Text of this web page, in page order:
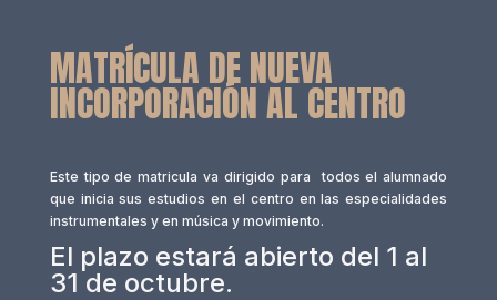
MATRÍCULA DE NUEVA
INCORPORACIÓN AL CENTRO
Este tipo de matricula va dirigido para todos el alumnado
que inicia sus estudios en el centro en las especialidades
instrumentales y en música y movimiento.
El plazo estará abierto del 1 al
31 de octubre.